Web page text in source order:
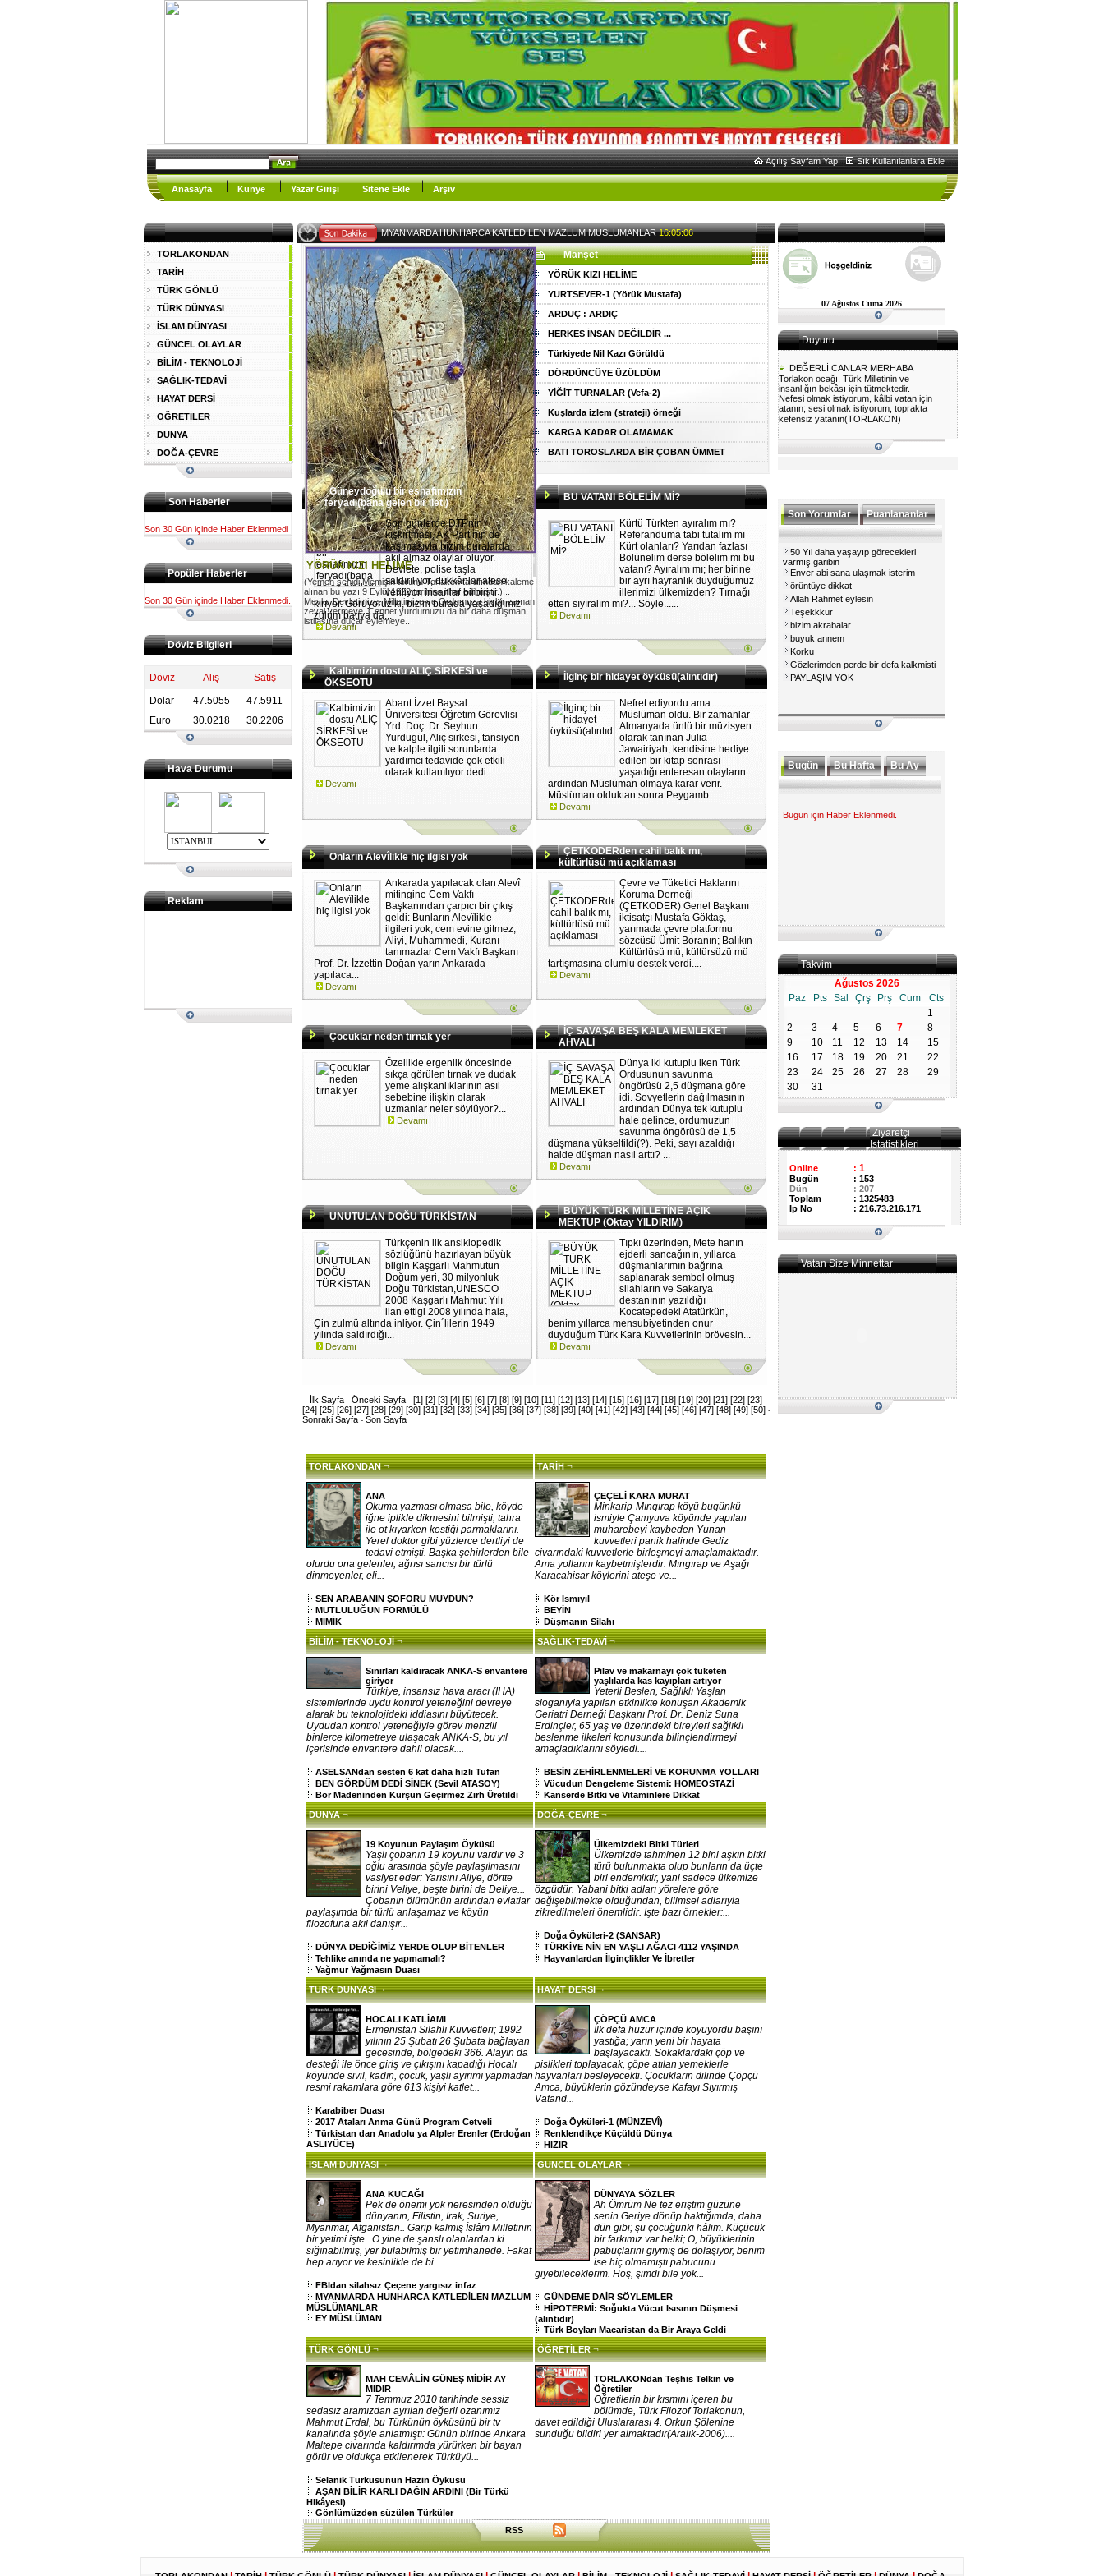
Açılış Sayfam Yap Sık Kullanılanlara Ekle
Anasayfa Künye Yazar Girişi Sitene Ekle Arşiv
TORLAKONDAN
TARİH
TÜRK GÖNLÜ
TÜRK DÜNYASI
İSLAM DÜNYASI
GÜNCEL OLAYLAR
BİLİM - TEKNOLOJİ
SAĞLIK-TEDAVİ
HAYAT DERSİ
ÖĞRETİLER
DÜNYA
DOĞA-ÇEVRE
Son Haberler
Son 30 Gün içinde Haber Eklenmedi
Popüler Haberler
Son 30 Gün içinde Haber Eklenmedi.
Döviz Bilgileri
Döviz Alış
Satış
Dolar
47.5055
47.5911
Euro
30.0218 30.2206
Hava Durumu
Reklam
MYANMARDA HUNHARCA KATLEDİLEN MAZLUM MÜSLÜMANLAR16:05:06
YÖRÜK KIZI HELİME
(Yemen şehidi Memişin torunu Torlakon tarafından kaleme
alınan bu yazı 9 Eylül 1922 tarihine ithaf edilmiştir.)...
Mevla, Devletimize, Milletimize ve Ordumuza hiçbir zaman
zeval vermeye. Cennet yurdumuzu da bir daha düşman
istilasına düçar eylemeye..
Manşet
YÖRÜK KIZI HELİME
YURTSEVER-1 (Yörük Mustafa)
ARDUÇ : ARDIÇ
HERKES İNSAN DEĞİLDİR ...
Türkiyede Nil Kazı Görüldü
DÖRDÜNCÜYE ÜZÜLDÜM
YİĞİT TURNALAR (Vefa-2)
Kuşlarda izlem (strateji) örneği
KARGA KADAR OLAMAMAK
BATI TOROSLARDA BİR ÇOBAN ÜMMET
Güneydoğulu bir esnafımızın
feryadı(bana gelen bir ileti)
Son günlerde DTPnin
kışkırtması, AK Partinin de
kaşımasıyla bizim buralarda
akıl almaz olaylar oluyor.
Devlete, polise taşla
saldırılıyor, dükkânlar ateşe
veriliyor, insanlar birbirini
kırıyor. Görüyoruz ki, bizim burada yaşadığımız
zulüm batıya da...
Devamı
BU VATANI BÖLELİM Mİ?
Kürtü Türkten ayıralım mı?
Referanduma tabi tutalım mı
Kürt olanları? Yarıdan fazlası
Bölünelim derse bölelim mi bu
vatanı? Ayıralım mı; her birine
bir ayrı hayranlık duyduğumuz
illerimizi ülkemizden? Tırnağı
etten sıyıralım mı?... Söyle......
Devamı
Kalbimizin dostu ALIÇ SİRKESİ ve
ÖKSEOTU
Abant İzzet Baysal
Üniversitesi Öğretim Görevlisi
Yrd. Doç. Dr. Seyhun
Yurdugül, Alıç sirkesi, tansiyon
ve kalple ilgili sorunlarda
yardımcı tedavide çok etkili
olarak kullanılıyor dedi....
Devamı
İlginç bir hidayet öyküsü(alıntıdır)
Nefret ediyordu ama
Müslüman oldu. Bir zamanlar
Almanyada ünlü bir müzisyen
olarak tanınan Julia
Jawairiyah, kendisine hediye
edilen bir kitap sonrası
yaşadığı enteresan olayların
ardından Müslüman olmaya karar verir.
Müslüman olduktan sonra Peygamb...
Devamı
Onların Alevîlikle hiç ilgisi yok
Ankarada yapılacak olan Alevî
mitingine Cem Vakfı
Başkanından çarpıcı bir çıkış
geldi: Bunların Alevîlikle
ilgileri yok, cem evine gitmez,
Aliyi, Muhammedi, Kuranı
tanımazlar Cem Vakfı Başkanı
Prof. Dr. İzzettin Doğan yarın Ankarada
yapılaca...
Devamı
ÇETKODERden cahil balık mı,
kültürlüsü mü açıklaması
Çevre ve Tüketici Haklarını
Koruma Derneği
(ÇETKODER) Genel Başkanı
iktisatçı Mustafa Göktaş,
yarımada çevre platformu
sözcüsü Ümit Boranın; Balıkın
Kültürlüsü mü, kültürsüzü mü
tartışmasına olumlu destek verdi....
Devamı
Çocuklar neden tırnak yer
Özellikle ergenlik öncesinde
sıkça görülen tırnak ve dudak
yeme alışkanlıklarının asıl
sebebine ilişkin olarak
uzmanlar neler söylüyor?...
Devamı
İÇ SAVAŞA BEŞ KALA MEMLEKET
AHVALİ
Dünya iki kutuplu iken Türk
Ordusunun savunma
öngörüsü 2,5 düşmana göre
idi. Sovyetlerin dağılmasının
ardından Dünya tek kutuplu
hale gelince, ordumuzun
savunma öngörüsü de 1,5
düşmana yükseltildi(?). Peki, sayı azaldığı
halde düşman nasıl arttı? ...
Devamı
UNUTULAN DOĞU TÜRKİSTAN
Türkçenin ilk ansiklopedik
sözlüğünü hazırlayan büyük
bilgin Kaşgarlı Mahmutun
Doğum yeri, 30 milyonluk
Doğu Türkistan,UNESCO
2008 Kaşgarlı Mahmut Yılı
ilan ettigi 2008 yılında hala,
Çin zulmü altında inliyor. Çin´lilerin 1949
yılında saldırdığı...
Devamı
BÜYÜK TÜRK MİLLETİNE AÇIK
MEKTUP (Oktay YILDIRIM)
Tıpkı üzerinden, Mete hanın
ejderli sancağının, yıllarca
düşmanlarımın bağrına
saplanarak sembol olmuş
silahların ve Sakarya
destanının yazıldığı
Kocatepedeki Atatürkün,
benim yıllarca mensubiyetinden onur
duyduğum Türk Kara Kuvvetlerinin brövesin...
Devamı
İlk Sayfa- Önceki Sayfa- [1] [2] [3] [4] [5] [6] [7] [8] [9] [10] [11] [12] [13] [14] [15] [16] [17] [18] [19] [20] [21] [22] [23]
[24] [25] [26] [27] [28] [29] [30] [31] [32] [33] [34] [35] [36] [37] [38] [39] [40] [41] [42] [43] [44] [45] [46] [47] [48] [49] [50] -
Sonraki Sayfa- Son Sayfa
TORLAKONDAN ¬
ANA
Okuma yazması olmasa bile, köyde
iğne iplikle dikmesini bilmişti, tahra
ile ot kıyarken kestiği parmaklarını.
Yerel doktor gibi yüzlerce dertliyi de
tedavi etmişti. Başka şehirlerden bile
olurdu ona gelenler, ağrısı sancısı bir türlü
dinmeyenler, eli...
SEN ARABANIN ŞOFÖRÜ MÜYDÜN?
MUTLULUĞUN FORMÜLÜ
MİMİK
TARİH ¬
ÇEÇELİ KARA MURAT
Minkarip-Mıngırap köyü bugünkü
ismiyle Çamyuva köyünde yapılan
muharebeyi kaybeden Yunan
kuvvetleri panik halinde Gediz
civarındaki kuvvetlerle birleşmeyi amaçlamaktadır.
Ama yollarını kaybetmişlerdir. Mıngırap ve Aşağı
Karacahisar köylerini ateşe ve...
Kör Ismıyıl
BEYİN
Düşmanın Silahı
BİLİM - TEKNOLOJİ ¬
Sınırları kaldıracak ANKA-S envantere
giriyor
Türkiye, insansız hava aracı (İHA)
sistemlerinde uydu kontrol yeteneğini devreye
alarak bu teknolojideki iddiasını büyütecek.
Uydudan kontrol yeteneğiyle görev menzili
binlerce kilometreye ulaşacak ANKA-S, bu yıl
içerisinde envantere dahil olacak....
ASELSANdan sesten 6 kat daha hızlı Tufan
BEN GÖRDÜM DEDİ SİNEK (Sevil ATASOY)
Bor Madeninden Kurşun Geçirmez Zırh Üretildi
SAĞLIK-TEDAVİ ¬
Pilav ve makarnayı çok tüketen
yaşlılarda kas kayıpları artıyor
Yeterli Beslen, Sağlıklı Yaşlan
sloganıyla yapılan etkinlikte konuşan Akademik
Geriatri Derneği Başkanı Prof. Dr. Deniz Suna
Erdinçler, 65 yaş ve üzerindeki bireyleri sağlıklı
beslenme ilkeleri konusunda bilinçlendirmeyi
amaçladıklarını söyledi....
BESİN ZEHİRLENMELERİ VE KORUNMA YOLLARI
Vücudun Dengeleme Sistemi: HOMEOSTAZİ
Kanserde Bitki ve Vitaminlere Dikkat
DÜNYA ¬
19 Koyunun Paylaşım Öyküsü
Yaşlı çobanın 19 koyunu vardır ve 3
oğlu arasında şöyle paylaşılmasını
vasiyet eder: Yarısını Aliye, dörtte
birini Veliye, beşte birini de Deliye...
Çobanın ölümünün ardından evlatlar
paylaşımda bir türlü anlaşamaz ve köyün
filozofuna akıl danışır...
DÜNYA DEDİĞİMİZ YERDE OLUP BİTENLER
Tehlike anında ne yapmamalı?
Yağmur Yağmasın Duası
DOĞA-ÇEVRE ¬
Ülkemizdeki Bitki Türleri
Ülkemizde tahminen 12 bini aşkın bitki
türü bulunmakta olup bunların da üçte
biri endemiktir, yani sadece ülkemize
özgüdür. Yabani bitki adları yörelere göre
değişebilmekte olduğundan, bilimsel adlarıyla
zikredilmeleri önemlidir. İşte bazı örnekler:...
Doğa Öyküleri-2 (SANSAR)
TÜRKİYE NİN EN YAŞLI AĞACI 4112 YAŞINDA
Hayvanlardan İlginçlikler Ve İbretler
TÜRK DÜNYASI ¬
HOCALI KATLİAMI
Ermenistan Silahlı Kuvvetleri; 1992
yılının 25 Şubatı 26 Şubata bağlayan
gecesinde, bölgedeki 366. Alayın da
desteği ile önce giriş ve çıkışını kapadığı Hocalı
köyünde sivil, kadın, çocuk, yaşlı ayırımı yapmadan
resmi rakamlara göre 613 kişiyi katlet...
Karabiber Duası
2017 Ataları Anma Günü Program Cetveli
Türkistan dan Anadolu ya Alpler Erenler (Erdoğan
ASLIYÜCE)
HAYAT DERSİ ¬
ÇÖPÇÜ AMCA
İlk defa huzur içinde koyuyordu başını
yastığa; yarın yeni bir hayata
başlayacaktı. Sokaklardaki çöp ve
pislikleri toplayacak, çöpe atılan yemeklerle
hayvanları besleyecekti. Çocukların dilinde Çöpçü
Amca, büyüklerin gözündeyse Kafayı Sıyırmış
Vatand...
Doğa Öyküleri-1 (MÜNZEVÎ)
Renklendikçe Küçüldü Dünya
HIZIR
İSLAM DÜNYASI ¬
ANA KUCAĞI
Pek de önemi yok neresinden olduğu
dünyanın, Filistin, Irak, Suriye,
Myanmar, Afganistan.. Garip kalmış İslâm Milletinin
bir yetimi işte.. O yine de şanslı olanlardan ki
sığınabilmiş, yer bulabilmiş bir yetimhanede. Fakat
hep arıyor ve kesinlikle de bi...
FBIdan silahsız Çeçene yargısız infaz
MYANMARDA HUNHARCA KATLEDİLEN MAZLUM
MÜSLÜMANLAR
EY MÜSLÜMAN
GÜNCEL OLAYLAR ¬
DÜNYAYA SÖZLER
Ah Ömrüm Ne tez eriştim güzüne
senin Geriye dönüp baktığımda, daha
dün gibi; şu çocuğunki hâlim. Küçücük
bir farkımız var belki; O, büyüklerinin
pabuçlarını giymiş de dolaşıyor, benim
ise hiç olmamıştı pabucunu
giyebileceklerim. Hoş, şimdi bile yok...
GÜNDEME DAİR SÖYLEMLER
HİPOTERMİ: Soğukta Vücut Isısının Düşmesi
(alıntıdır)
Türk Boyları Macaristan da Bir Araya Geldi
TÜRK GÖNLÜ ¬
MAH CEMÂLİN GÜNEŞ MİDİR AY
MIDIR
7 Temmuz 2010 tarihinde sessiz
sedasız aramızdan ayrılan değerli ozanımız
Mahmut Erdal, bu Türkünün öyküsünü bir tv
kanalında şöyle anlatmıştı: Günün birinde Ankara
Maltepe civarında kaldırımda yürürken bir bayan
görür ve oldukça etkilenerek Türküyü...
Selanik Türküsünün Hazin Öyküsü
AŞAN BİLİR KARLI DAĞIN ARDINI (Bir Türkü
Hikâyesi)
Gönlümüzden süzülen Türküler
ÖĞRETİLER ¬
TORLAKONdan Teşhis Telkin ve
Öğretiler
Öğretilerin bir kısmını içeren bu
bölümde, Türk Filozof Torlakonun,
davet edildiği Uluslararası 4. Orkun Şölenine
sunduğu bildiri yer almaktadır(Aralık-2006)....
RSS
07 Ağustos Cuma 2026
Duyuru
DEĞERLİ CANLAR MERHABA
Torlakon ocağı, Türk Milletinin ve
insanlığın bekâsı için tütmektedir.
Nefesi olmak istiyorum, kâlbi vatan için
atanın; sesi olmak istiyorum, toprakta
kefensiz yatanın(TORLAKON)
Son Yorumlar Puanlananlar
50 Yıl daha yaşayıp görecekleri
varmış garibin
Enver abi sana ulaşmak isterim
örüntüye dikkat
Allah Rahmet eylesin
Teşekkkür
bizim akrabalar
buyuk annem
Korku
Gözlerimden perde bir defa kalkmisti
PAYLAŞIM YOK
Bugün Bu Hafta Bu Ay
Bugün için Haber Eklenmedi.
Takvim
Ağustos 2026
Paz
Pts Sal Çrş Prş Cum
Cts
1
2
3 4 5 6 7
8
9
10 11 12 13 14
15
16
17 18 19 20 21
22
23
24 25 26 27 28
29
30
31
Ziyaretçi
İstatistikleri
Online : 1
Bugün : 153
Dün
: 207
Toplam
: 1325483
Ip No
: 216.73.216.171
Vatan Size Minnettar